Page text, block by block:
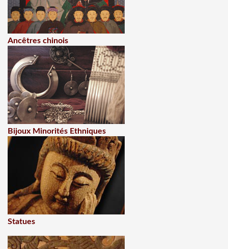
Ancêtres chinois
Bijoux Minorités Ethniques
Statues